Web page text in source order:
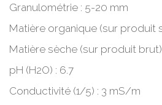
Granulométrie : 5-20 mm
Matière organique (sur produit
Matière sèche (sur produit brut)
pH (H2O) : 6.7
Conductivité (1/5) : 3 mS/m